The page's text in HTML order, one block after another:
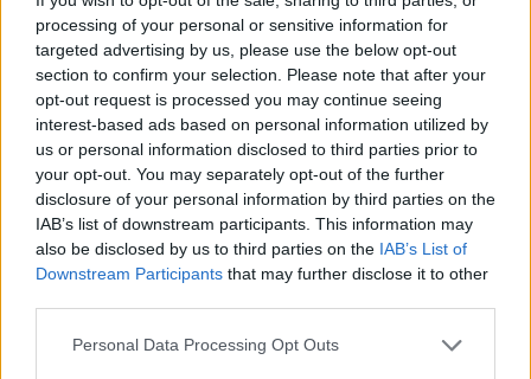
processing of your personal or sensitive information for
targeted advertising by us, please use the below opt-out
section to confirm your selection. Please note that after your
opt-out request is processed you may continue seeing
interest-based ads based on personal information utilized by
us or personal information disclosed to third parties prior to
your opt-out. You may separately opt-out of the further
disclosure of your personal information by third parties on the
IAB’s list of downstream participants. This information may
also be disclosed by us to third parties on the IAB’s List of
Downstream Participants that may further disclose it to other
Personal Data Processing Opt Outs
A hotelek helyett válassz Airbnb-t, hosteleket
vagy apartmanokat – gyakran olcsóbbak, és
saját konyhával pénzt is spórolhatsz.
Ha szeretsz új emberekkel ismerkedni, próbáld
ki a Couchsurfinget – így akár ingyen is
megszállhatsz.
A helyi tömegközlekedés sokkal olcsóbb, mint a
taxik vagy az autóbérlés.
Nézd meg a városi turistakártyákat – sok
belépőket adnak hozzá.